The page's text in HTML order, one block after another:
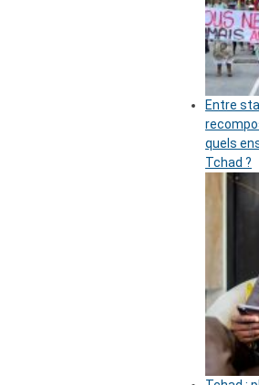
Entre
quels
Tchad ?